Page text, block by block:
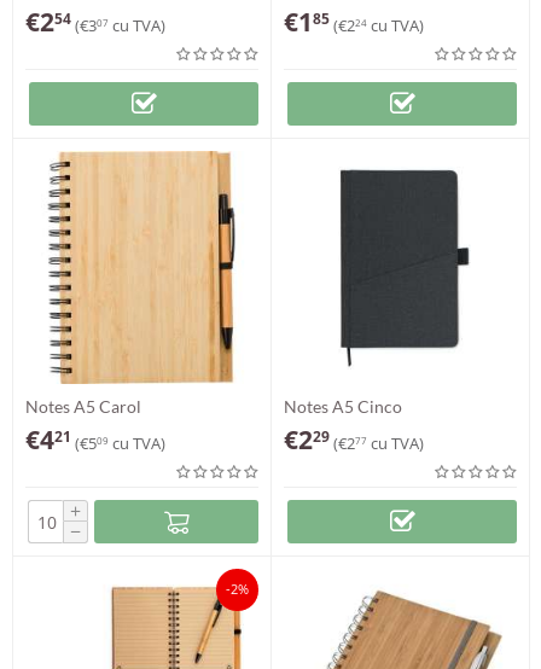
€254(€307 cu TVA) €185(€224 cu TVA)
Notes A5 Carol
€421 (€509 cu TVA)
+
−
Notes A5 Cinco
€229(€277 cu TVA)
-2%